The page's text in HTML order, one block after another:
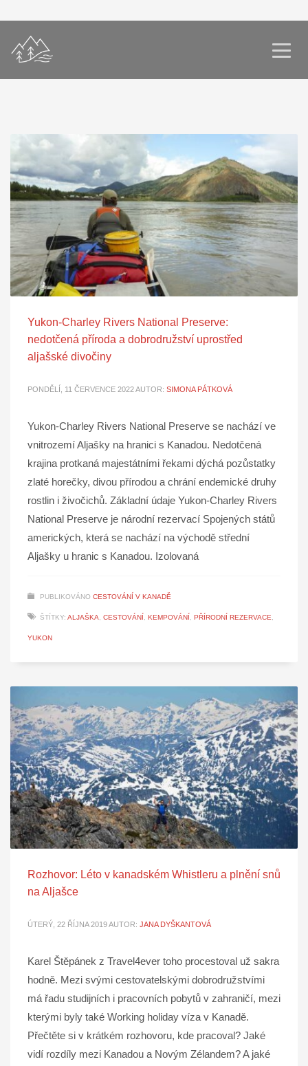
Yukon-Charley Rivers National Preserve:
nedotčená příroda a dobrodružství uprostřed
aljašské divočiny
PONDĚLÍ, 11 ČERVENCE 2022AUTOR: SIMONA PÁTKOVÁ
Yukon-Charley Rivers National Preserve se nachází ve
vnitrozemí Aljašky na hranici s Kanadou. Nedotčená
krajina protkaná majestátními řekami dýchá pozůstatky
zlaté horečky, divou přírodou a chrání endemické druhy
rostlin i živočichů. Základní údaje Yukon-Charley Rivers
National Preserve je národní rezervací Spojených států
amerických, která se nachází na východě střední
Aljašky u hranic s Kanadou. Izolovaná
PUBLIKOVÁNO CESTOVÁNÍ V KANADĚ
ŠTÍTKY: ALJAŠKA, CESTOVÁNÍ, KEMPOVÁNÍ, PŘÍRODNÍ REZERVACE,
YUKON
Rozhovor: Léto v kanadském Whistleru a plnění snů
na Aljašce
ÚTERÝ, 22 ŘÍJNA 2019AUTOR: JANA DYŠKANTOVÁ
Karel Štěpánek z Travel4ever toho procestoval už sakra
hodně. Mezi svými cestovatelskými dobrodružstvími
má řadu studijních i pracovních pobytů v zahraničí, mezi
kterými byly také Working holiday víza v Kanadě.
Přečtěte si v krátkém rozhovoru, kde pracoval? Jaké
vidí rozdíly mezi Kanadou a Novým Zélandem? A jaké